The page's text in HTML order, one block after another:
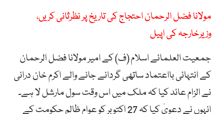
مولانا فضل الرحمان احتجاج کی تاریخ پر نظرثانی کریں،
وزیرخارجہ کی اپیل
جمعیت العلمائے اسلام (ف) کے امیر مولانا فضل الرحمان
کے انتہائی بااعتماد ساتھی گردانے جانے والے اکرم خان درانی
نے الزام عائد کیا کہ ملک میں اس وقت سول مارشل لا ہے۔
انہوں نے دعویٰ کیا کہ 27 اکتوبر کو عوام ظالم حکومت کے